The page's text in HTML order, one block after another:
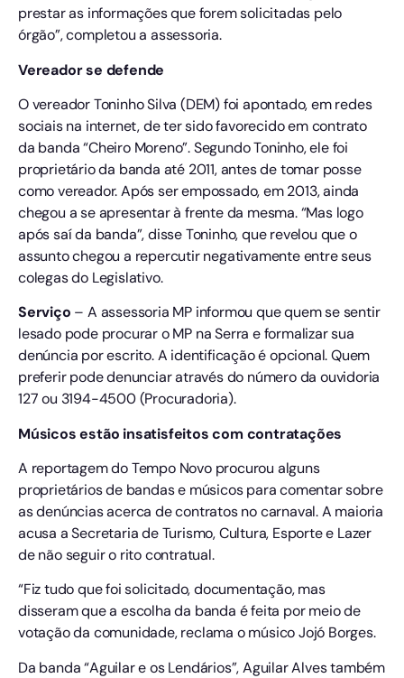
prestar as informações que forem solicitadas pelo
órgão”, completou a assessoria.
Vereador se defende
O vereador Toninho Silva (DEM) foi apontado, em redes
sociais na internet, de ter sido favorecido em contrato
da banda “Cheiro Moreno”. Segundo Toninho, ele foi
proprietário da banda até 2011, antes de tomar posse
como vereador. Após ser empossado, em 2013, ainda
chegou a se apresentar à frente da mesma. “Mas logo
após saí da banda”, disse Toninho, que revelou que o
assunto chegou a repercutir negativamente entre seus
colegas do Legislativo.
Serviço – A assessoria MP informou que quem se sentir
lesado pode procurar o MP na Serra e formalizar sua
denúncia por escrito. A identificação é opcional. Quem
preferir pode denunciar através do número da ouvidoria
127 ou 3194-4500 (Procuradoria).
Músicos estão insatisfeitos com contratações
A reportagem do Tempo Novo procurou alguns
proprietários de bandas e músicos para comentar sobre
as denúncias acerca de contratos no carnaval. A maioria
acusa a Secretaria de Turismo, Cultura, Esporte e Lazer
de não seguir o rito contratual.
“Fiz tudo que foi solicitado, documentação, mas
disseram que a escolha da banda é feita por meio de
votação da comunidade, reclama o músico Jojó Borges.
Da banda “Aguilar e os Lendários”, Aguilar Alves também